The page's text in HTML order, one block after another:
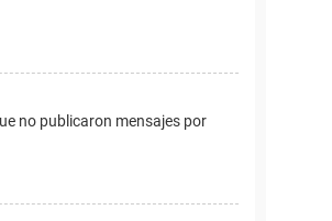
no publicaron mensajes por